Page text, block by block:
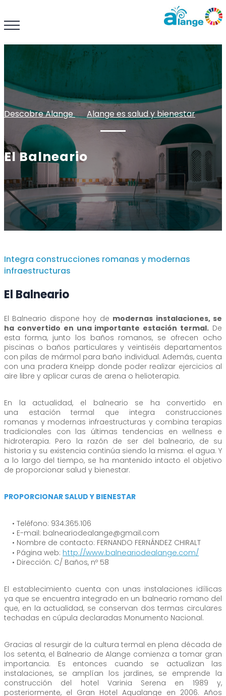
Descobre Alange: : Alange es salud y bienestar
El Balneario
Integra construcciones romanas y modernas
infraestructuras
El Balneario
El Balneario dispone hoy de modernas instalaciones, se
ha convertido en una importante estación termal. De
esta forma, junto los baños romanos, se ofrecen ocho
piscinas o baños particulares y veintiséis departamentos
con pilas de mármol para baño individual. Además, cuenta
con una pradera Kneipp donde poder realizar ejercicios al
aire libre y aplicar curas de arena o helioterapia.
En la actualidad, el balneario se ha convertido en
una estación termal que integra construcciones
romanas y modernas infraestructuras y combina terapias
tradicionales con las últimas tendencias en wellness e
hidroterapia. Pero la razón de ser del balneario, de su
historia y su existencia continúa siendo la misma: el agua. Y
a lo largo del tiempo, se ha mantenido intacto el objetivo
de proporcionar salud y bienestar.
PROPORCIONAR SALUD Y BIENESTAR
• Teléfono: 934.365.106
• E-mail: balneariodealange@gmail.com
• Nombre de contacto: FERNANDO FERNÁNDEZ CHIRALT
• Página web: http://www.balneariodealange.com/
• Dirección: C/ Baños, nº 58
El establecimiento cuenta con unas instalaciones idílicas
ya que se encuentra integrado en un balneario romano del
que, en la actualidad, se conservan dos termas circulares
techadas en cúpula declaradas Monumento Nacional.
Gracias al resurgir de la cultura termal en plena década de
los setenta, el Balneario de Alange comienza a tomar gran
importancia. Es entonces cuando se actualizan las
instalaciones, se amplían los jardines, se emprende la
construcción del hotel Varinia Serena en 1989 y,
posteriormente, el Gran Hotel Aqualange en 2006. Años